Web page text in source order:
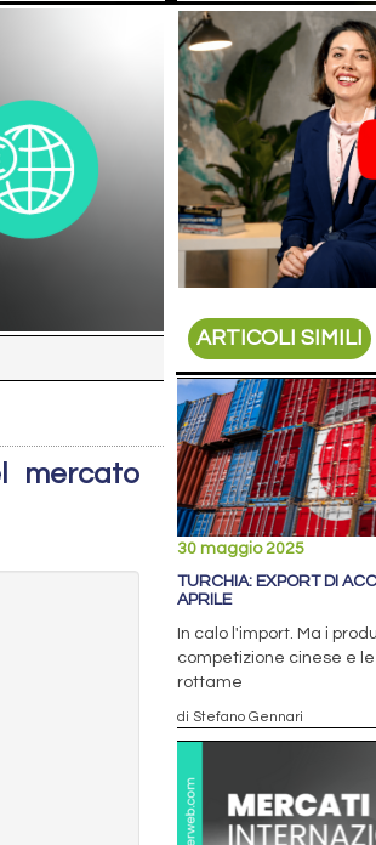
mercato
ARTICOLI SIMILI
30 maggio 2025
TURCHIA: EXPORT DI
APRILE
In calo l'import. Ma i
competizione cinese e
rottame
di Stefano Gennari